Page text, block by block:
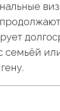
семьёй